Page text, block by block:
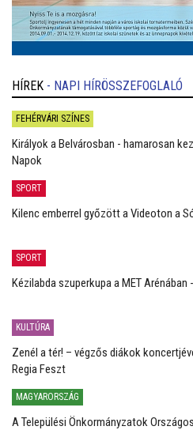
HÍREK - NAPI HÍRÖSSZEFOGLALÓ
FEHÉRVÁRI SZÍNES
Királyok a Belvárosban - hamarosan
Napok
SPORT
Kilenc emberrel győzött a Videoton a
SPORT
Kézilabda szuperkupa a MET
KULTÚRA
Zenél a tér! – végzős diákok
Regia Feszt
MAGYARORSZÁG
A Települési Önkormányzatok